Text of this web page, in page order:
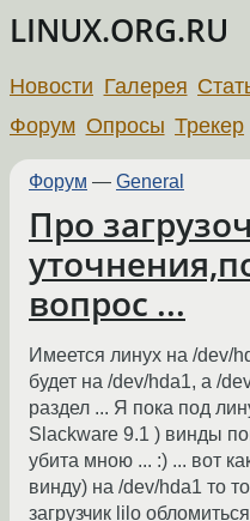
LINUX.ORG.RU
Новости Галерея
Форум Опросы Трекер
Форум — General
Про
вопрос ...
Имеется линух на /dev/
будет на /dev/hda1, а /
раздел ... Я пока под
Slackware 9.1 ) винды
убита мною ... :) ... вот
винду) на /dev/hda1 то
загрузчик lilo